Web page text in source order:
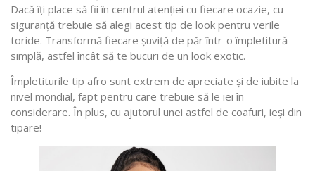
Dacă îți place să fii în centrul atenției cu fiecare ocazie, cu
siguranță trebuie să alegi acest tip de look pentru verile
toride. Transformă fiecare șuviță de păr într-o împletitură
simplă, astfel încât să te bucuri de un look exotic.
Împletiturile tip afro sunt extrem de apreciate și de iubite la
nivel mondial, fapt pentru care trebuie să le iei în
considerare. În plus, cu ajutorul unei astfel de coafuri, ieși din
tipare!